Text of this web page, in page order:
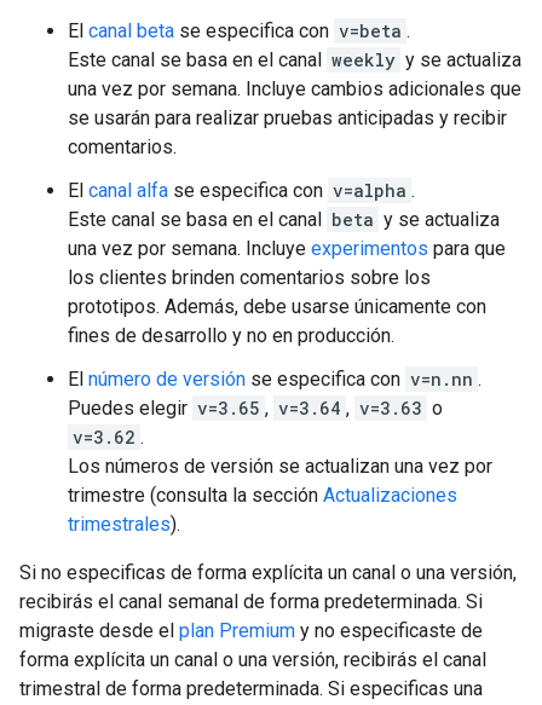
El canal beta se especifica con v=beta .
Este canal se basa en el canal weekly y se actualiza
una vez por semana. Incluye cambios adicionales que
se usarán para realizar pruebas anticipadas y recibir
comentarios.
El canal alfa se especifica con v=alpha .
Este canal se basa en el canal beta y se actualiza
una vez por semana. Incluye experimentos para que
los clientes brinden comentarios sobre los
prototipos. Además, debe usarse únicamente con
fines de desarrollo y no en producción.
El número de versión se especifica con v=n.nn .
Puedes elegir v=3.65 , v=3.64 , v=3.63 o
v=3.62 .
Los números de versión se actualizan una vez por
trimestre (consulta la sección Actualizaciones
trimestrales).
Si no especificas de forma explícita un canal o una versión,
recibirás el canal semanal de forma predeterminada. Si
migraste desde el plan Premium y no especificaste de
forma explícita un canal o una versión, recibirás el canal
trimestral de forma predeterminada. Si especificas una